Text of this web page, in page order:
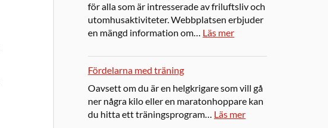
för alla som är intresserade av friluftsliv och
utomhusaktiviteter. Webbplatsen erbjuder
en mängd information om… Läs mer
Fördelarna med träning
Oavsett om du är en helgkrigare som vill gå
ner några kilo eller en maratonhoppare kan
du hitta ett träningsprogram… Läs mer